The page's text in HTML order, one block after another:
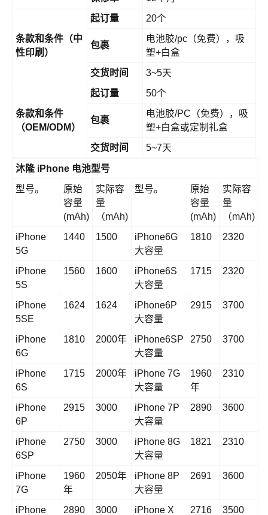
条款和条件（中
性印刷）
起订量 20个
包裹
电池胶/pc（免费），吸
塑+白盒
交货时间
3~5天
条款和条件
（OEM/ODM）
起订量 50个
包裹
电池胶/PC（免费），吸
塑+白盒或定制礼盒
交货时间
5~7天
沐隆 iPhone 电池型号
型号。
原始
容量
(mAh)
实际容
量
（mAh)
型号。
原始
容量
(mAh)
实际容
量
（mAh)
iPhone
5G
1440 1500
iPhone6G
大容量
1810 2320
iPhone
5S
1560 1600
iPhone6S
大容量
1715 2320
iPhone
5SE
1624 1624
iPhone6P
大容量
2915 3700
iPhone
6G
1810 2000年
iPhone6SP
大容量
2750 3700
iPhone
6S
1715 2000年
iPhone 7G
大容量
1960
年
2310
iPhone
6P
2915 3000
iPhone 7P
大容量
2890 3600
iPhone
6SP
2750 3000
iPhone 8G
大容量
1821 2310
iPhone
7G
1960
年
2050年
iPhone 8P
大容量
2691 3600
iPhone 2890 3000 iPhone X 2716 3500